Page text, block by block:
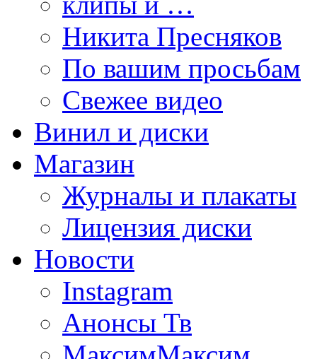
Никита Пресняков
По вашим просьбам
Свежее видео
Винил и диски
Магазин
Журналы и плакаты
Лицензия диски
Новости
Instagram
Анонсы Тв